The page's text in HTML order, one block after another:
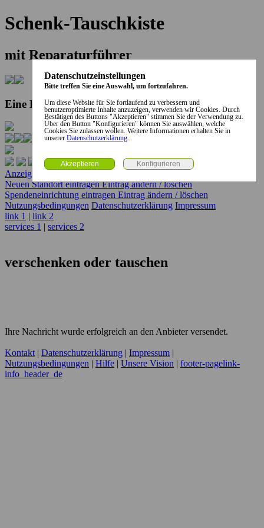
Schenk-Tauschkiste
mit Reparaturführer
Eine Kooperation der Stadt und des Landkreises...
Anzeige erstellen
Neuen Standort eintragenEintrag ändern / löschen
Spendeneinrichtung eintragen Eintrag ändern / löschen
Nutzungsbedingungen Datenschutzerklärung Impressum
link 1 | link 2
services 1 | services 2
verschenken oder tauschen
Ihre Nachricht wurde erfolgreich an den Anbieter versendet.
Kontakt| Datenschutzerklärung Impressum
Nutzungsbedingungen
Hilfe Unsere Vision
footer-pagelink-
info_header_de
Datenschutzeinstellungen
Bitte treffen Sie eine Auswahl, um fortzufahren.
Um diese Website für Sie fortlaufend zu verbessern und
benutzeroptimierte Inhalte anzuzeigen, verwenden wir Cookies. Durch
Bestätigen des Buttons "Akzeptieren" stimmen Sie der Verwendung zu.
Über den Button "Konfigurieren" können Sie auswählen, welche
Cookies Sie zulassen wollen. Weitere Informationen erhalten Sie in
unserer Datenschutzerklärung.